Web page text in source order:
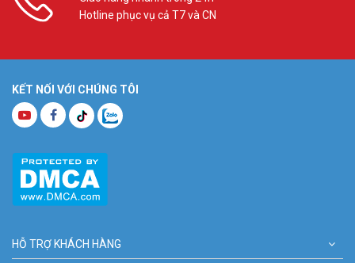
Sản phẩm đa năng, có thể làm các món chiên, quay, nướng… mà
không cần dầu mỡ hoặc rất ít dầu mỡ. Tùy vào loại thực phẩm và
đặt hẹn giờ (từ 1 – 30 phút).
Tự động ngắt khi quá nhiệt, an toàn sử dụng
Chiên rán vớinồi chiên không dầu Mobell
như thịt , cá…). Tất cả sẽ được thực hiện gọn gàng bên trong nồi.
Hotline phục vụ cả T7 và CN
KẾT NỐI VỚI CHÚNG TÔI
HỖ TRỢ KHÁCH HÀNG